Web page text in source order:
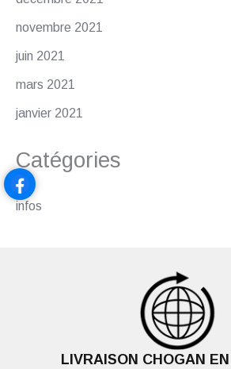
novembre 2021
juin 2021
mars 2021
janvier 2021
Catégories
infos
LIVRAISON CHOGAN